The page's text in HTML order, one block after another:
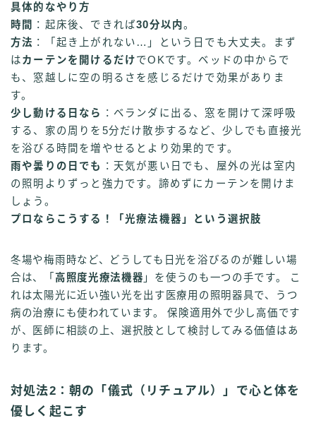
具体的なやり方
時間
：起床後、できれば30分以内。
方法 ：「起き上がれない…」という日でも大丈夫。まず
はカーテンを開けるだけでOKです。ベッドの中からで
も、窓越しに空の明るさを感じるだけで効果がありま
す。
少し動ける日なら
：ベランダに出る、窓を開けて深呼吸
する、家の周りを5分だけ散歩するなど、少しでも直接光
を浴びる時間を増やせるとより効果的です。
雨や曇りの日でも
：天気が悪い日でも、屋外の光は室内
の照明よりずっと強力です。諦めずにカーテンを開けま
しょう。
プロならこうする！「光療法機器」という選択肢
冬場や梅雨時など、どうしても日光を浴びるのが難しい場
合は、「 高照度光療法機器 」を使うのも一つの手です。 こ
れは太陽光に近い強い光を出す医療用の照明器具で、うつ
病の治療にも使われています。 保険適用外で少し高価です
が、医師に相談の上、選択肢として検討してみる価値はあ
ります。
対処法2：朝の「儀式（リチュアル）」で心と体を
優しく起こす